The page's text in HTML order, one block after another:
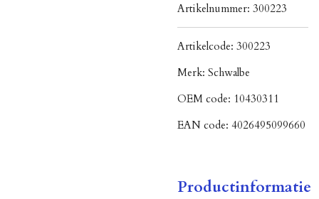
Artikelnummer: 300223
Artikelcode: 300223
Merk: Schwalbe
OEM code: 10430311
EAN code: 4026495099660
Productinformatie